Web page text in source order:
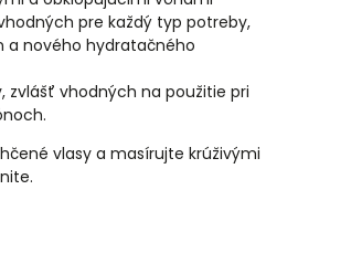
pre každý typ potreby,
a nového hydratačného
zvlášť vhodných na použitie pri
vlasy a masírujte krúživými